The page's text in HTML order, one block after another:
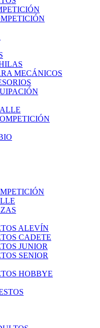
MECÁNICOS
ALEVÍN
CADETE
JUNIOR
SENIOR
HOBBYE